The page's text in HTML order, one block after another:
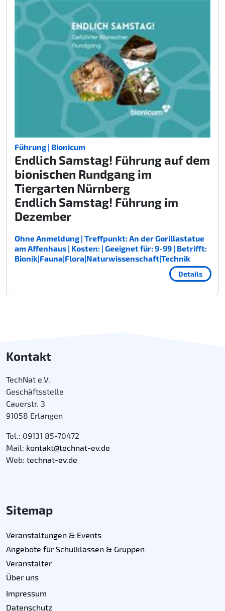
Führung | Bionicum
Endlich Samstag! Führung auf dem
bionischen Rundgang im
Tiergarten Nürnberg
Endlich Samstag! Führung im
Dezember
Ohne Anmeldung | Treffpunkt: An der Gorillastatue
am Affenhaus | Kosten: | Geeignet für: 9-99 | Betrifft:
Bionik|Fauna|Flora|Naturwissenschaft|Technik
Details
Kontakt
TechNat e.V.
Geschäftsstelle
Cauerstr. 3
91058 Erlangen
Tel.: 09131 85-70472
Mail: kontakt@technat-ev.de
Web: technat-ev.de
Sitemap
Veranstaltungen & Events
Angebote für Schulklassen & Gruppen
Veranstalter
Über uns
Impressum
Datenschutz